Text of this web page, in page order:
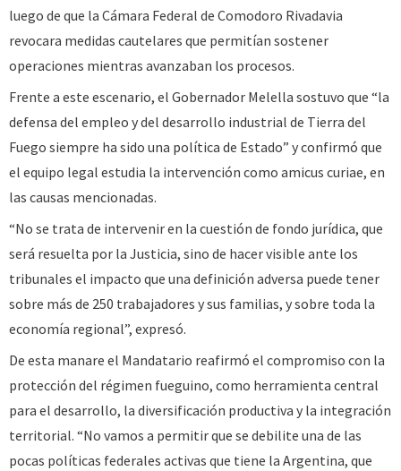
luego de que la Cámara Federal de Comodoro Rivadavia
revocara medidas cautelares que permitían sostener
operaciones mientras avanzaban los procesos.
Frente a este escenario, el Gobernador Melella sostuvo que “la
defensa del empleo y del desarrollo industrial de Tierra del
Fuego siempre ha sido una política de Estado” y confirmó que
el equipo legal estudia la intervención como amicus curiae, en
las causas mencionadas.
“No se trata de intervenir en la cuestión de fondo jurídica, que
será resuelta por la Justicia, sino de hacer visible ante los
tribunales el impacto que una definición adversa puede tener
sobre más de 250 trabajadores y sus familias, y sobre toda la
economía regional”, expresó.
De esta manare el Mandatario reafirmó el compromiso con la
protección del régimen fueguino, como herramienta central
para el desarrollo, la diversificación productiva y la integración
territorial. “No vamos a permitir que se debilite una de las
pocas políticas federales activas que tiene la Argentina, que